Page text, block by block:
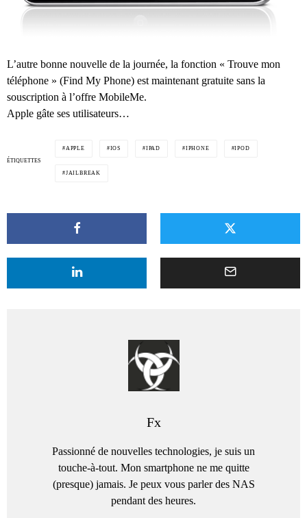
L’autre bonne nouvelle de la journée, la fonction « Trouve mon
téléphone » (Find My Phone) est maintenant gratuite sans la
souscription à l’offre MobileMe.
Apple gâte ses utilisateurs…
ÉTIQUETTES
APPLE IOS IPAD IPHONE IPOD
JAILBREAK
Fx
Passionné de nouvelles technologies, je suis un
touche-à-tout. Mon smartphone ne me quitte
(presque) jamais. Je peux vous parler des NAS
pendant des heures.